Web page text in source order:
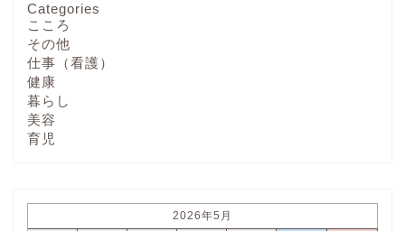
Categories
こころ
その他
仕事（看護）
健康
暮らし
美容
育児
2026年5月